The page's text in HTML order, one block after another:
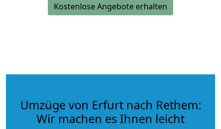
Kostenlose Angebote erhalten
Umzüge von Erfurt nach Rethem:
Wir machen es Ihnen leicht